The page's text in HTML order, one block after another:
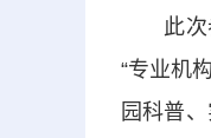
此次参
“专业机
园科普